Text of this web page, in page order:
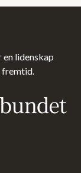
en lidenskap
fremtid.